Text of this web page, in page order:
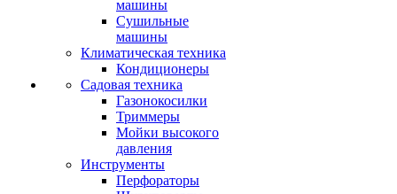
машины
Сушильные
машины
Климатическая техника
Кондиционеры
Садовая техника
Газонокосилки
Триммеры
Мойки высокого
давления
Инструменты
Перфораторы